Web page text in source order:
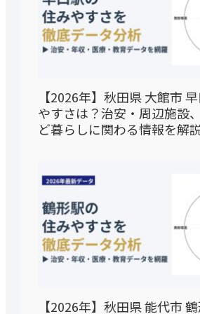
【2026年】秋田県 大館市
やすさは？治安・周辺施設
ど暮らしに関わる情報を解
【2026年】秋田県 能代市